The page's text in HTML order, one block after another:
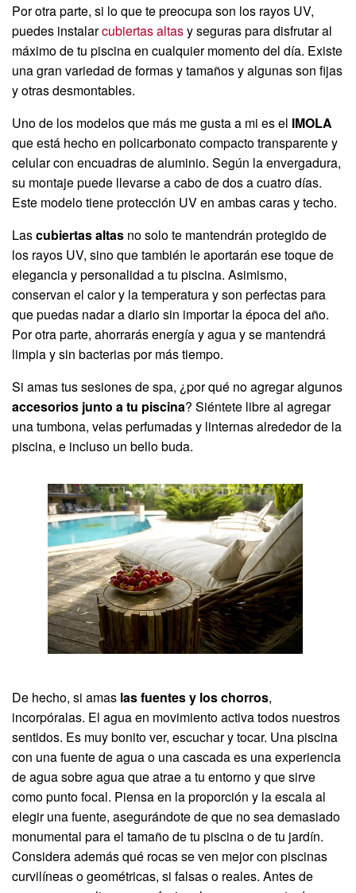
Por otra parte, si lo que te preocupa son los rayos UV,
puedes instalarcubiertas altasy seguras para disfrutar al
máximo de tu piscina en cualquier momento del día. Existe
una gran variedad de formas y tamaños y algunas son fijas
y otras desmontables.
Uno de los modelos que más me gusta a mi es el IMOLA
que está hecho en policarbonato compacto transparente y
celular con encuadras de aluminio. Según la envergadura,
su montaje puede llevarse a cabo de dos a cuatro días.
Este modelo tiene protección UV en ambas caras y techo.
Lascubiertas altas no solo te mantendrán protegido de
los rayos UV, sino que también le aportarán ese toque de
elegancia y personalidad a tu piscina. Asimismo,
conservan el calor y la temperatura y son perfectas para
que puedas nadar a diario sin importar la época del año.
Por otra parte, ahorrarás energía y agua y se mantendrá
limpia y sin bacterias por más tiempo.
Si amas tus sesiones de spa, ¿por qué no agregar algunos
accesorios junto a tu piscina? Siéntete libre al agregar
una tumbona, velas perfumadas y linternas alrededor de la
piscina, e incluso un bello buda.
De hecho, si amas las fuentes y los chorros,
incorpóralas. El agua en movimiento activa todos nuestros
sentidos. Es muy bonito ver, escuchar y tocar. Una piscina
con una fuente de agua o una cascada es una experiencia
de agua sobre agua que atrae a tu entorno y que sirve
como punto focal. Piensa en la proporción y la escala al
elegir una fuente, asegurándote de que no sea demasiado
monumental para el tamaño de tu piscina o de tu jardín.
Considera además qué rocas se ven mejor con piscinas
curvilíneas o geométricas, si falsas o reales. Antes de